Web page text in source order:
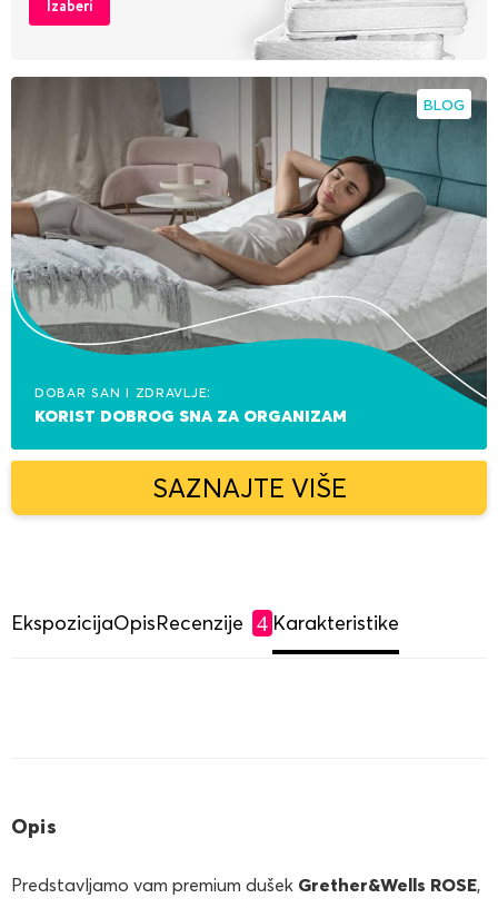
EkspozicijaOpisRecenzije 4 Karakteristike
Opis
Predstavljamo vam premium dušek Grether&Wells ROSE,
Izaberi
BLOG
Dobar san i zdravlje:
korist dobrog sna za organizam
SAZNAJTE VIŠE